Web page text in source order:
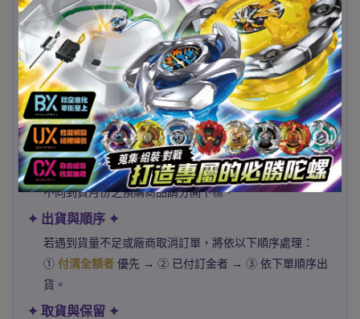
400% & 500% 下單後約2–3 週抵台
1000% 下單後約 4–5 週抵台
✦ 預購商品注意事項 ✦
預購商品可能因官方延期而延後出貨，恕不另行個別通
知。
請於商品結單日前完成下標，商品名稱尾碼皆標註結單
日。
例如：xxx0628表示 6 月 28 日結單。
不同到貨月份之預購商品請分開下標。
✦ 出貨與順序 ✦
若遇到貨量不足或廠商取消訂單，將依以下順序處理：
① 付清全額者 優先 → ② 已付訂金者 → ③ 依下單順序出
貨。
✦ 取貨與保留 ✦